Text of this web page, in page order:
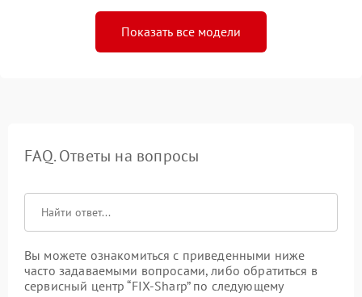
Показать все модели
FAQ. Ответы на вопросы
Вы можете ознакомиться с приведенными ниже
часто задаваемыми вопросами, либо обратиться в
сервисный центр “FIX-Sharp” по следующему